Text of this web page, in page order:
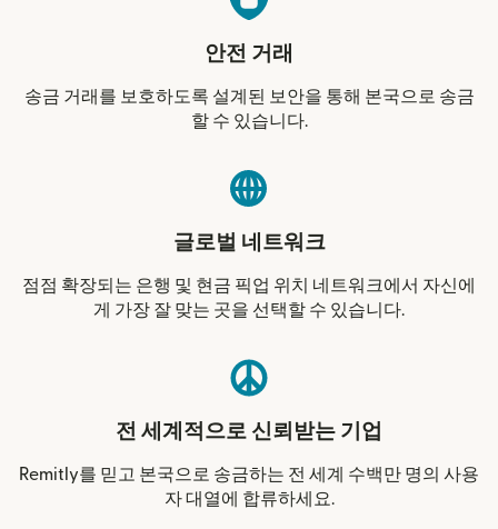
안전 거래
송금 거래를 보호하도록 설계된 보안을 통해 본국으로 송금
할 수 있습니다.
글로벌 네트워크
점점 확장되는 은행 및 현금 픽업 위치 네트워크에서 자신에
게 가장 잘 맞는 곳을 선택할 수 있습니다.
전 세계적으로 신뢰받는 기업
Remitly를 믿고 본국으로 송금하는 전 세계 수백만 명의 사용
자 대열에 합류하세요.